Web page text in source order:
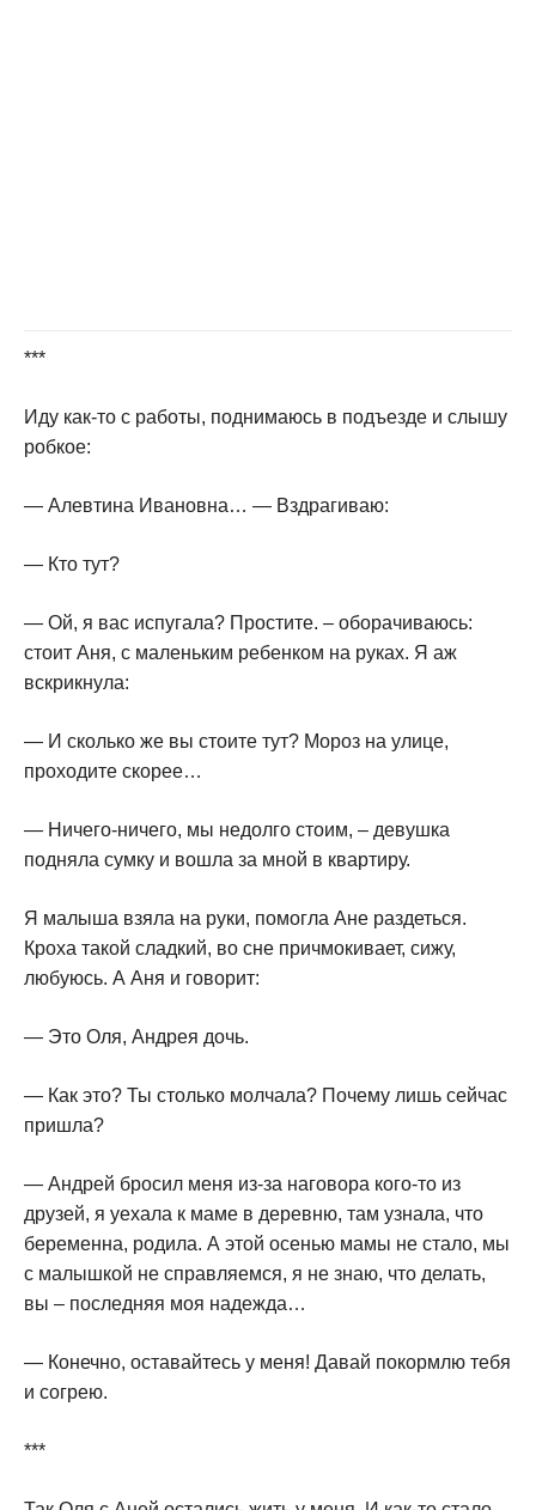
***
Иду как-то с работы, поднимаюсь в подъезде и слышу
робкое:
— Алевтина Ивановна… — Вздрагиваю:
— Кто тут?
— Ой, я вас испугала? Простите. – оборачиваюсь:
стоит Аня, с маленьким ребенком на руках. Я аж
вскрикнула:
— И сколько же вы стоите тут? Мороз на улице,
проходите скорее…
— Ничего-ничего, мы недолго стоим, – девушка
подняла сумку и вошла за мной в квартиру.
Я малыша взяла на руки, помогла Ане раздеться.
Кроха такой сладкий, во сне причмокивает, сижу,
любуюсь. А Аня и говорит:
— Это Оля, Андрея дочь.
— Как это? Ты столько молчала? Почему лишь сейчас
пришла?
— Андрей бросил меня из-за наговора кого-то из
друзей, я уехала к маме в деревню, там узнала, что
беременна, родила. А этой осенью мамы не стало, мы
с малышкой не справляемся, я не знаю, что делать,
вы – последняя моя надежда…
— Конечно, оставайтесь у меня! Давай покормлю тебя
и согрею.
***